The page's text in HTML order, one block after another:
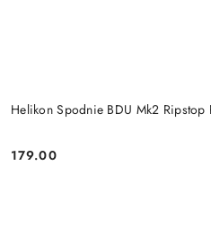
Helikon Spodnie BDU Mk2 Ripstop
Cena:
179.00